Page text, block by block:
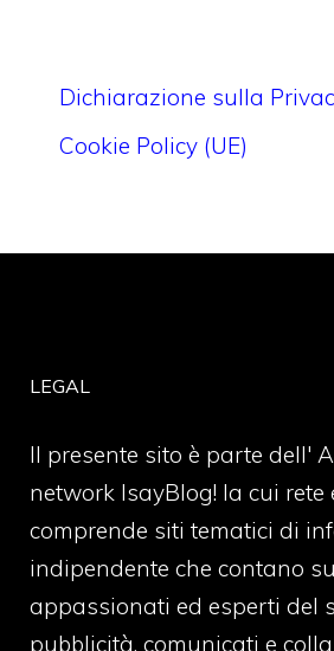
Dichiarazione sulla
Cookie Policy (UE)
LEGAL
Il presente sito è parte dell'
network IsayBlog! la cui rete
comprende siti tematici di
indipendente che contano
appassionati ed esperti del
pubblicità, comunicati e